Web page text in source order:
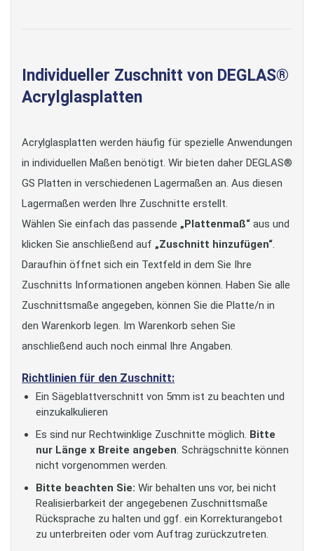
Individueller Zuschnitt von DEGLAS®
Acrylglasplatten
Acrylglasplatten werden häufig für spezielle Anwendungen
in individuellen Maßen benötigt. Wir bieten daher DEGLAS®
GS Platten in verschiedenen Lagermaßen an. Aus diesen
Lagermaßen werden Ihre Zuschnitte erstellt.
Wählen Sie einfach das passende „Plattenmaß“ aus und
klicken Sie anschließend auf „Zuschnitt hinzufügen“.
Daraufhin öffnet sich ein Textfeld in dem Sie Ihre
Zuschnitts Informationen angeben können. Haben Sie alle
Zuschnittsmaße angegeben, können Sie die Platte/n in
den Warenkorb legen. Im Warenkorb sehen Sie
anschließend auch noch einmal Ihre Angaben.
Richtlinien für den Zuschnitt:
Ein Sägeblattverschnitt von 5mm ist zu beachten und
einzukalkulieren
Es sind nur Rechtwinklige Zuschnitte möglich. Bitte
nur Länge x Breite angeben. Schrägschnitte können
nicht vorgenommen werden.
Bitte beachten Sie: Wir behalten uns vor, bei nicht
Realisierbarkeit der angegebenen Zuschnittsmaße
Rücksprache zu halten und ggf. ein Korrekturangebot
zu unterbreiten oder vom Auftrag zurückzutreten.